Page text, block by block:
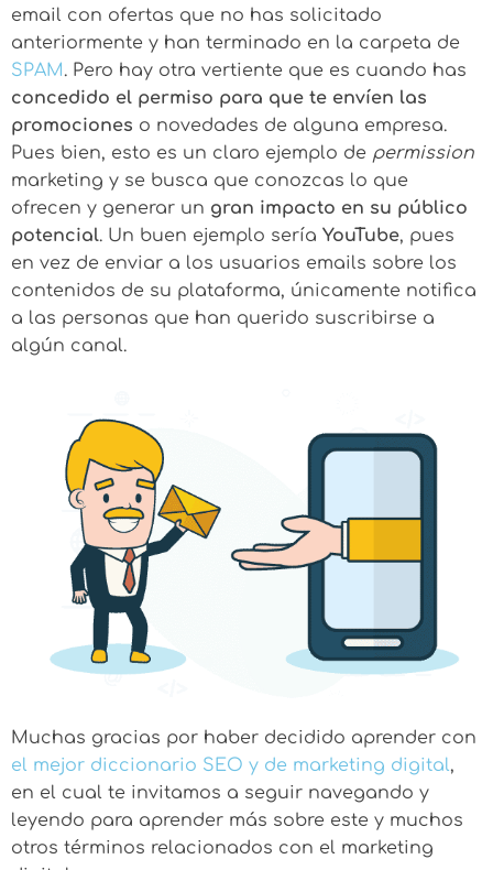
email con ofertas que no has solicitado
anteriormente y han terminado en la carpeta de
SPAM. Pero hay otra vertiente que es cuando has
concedido el permiso para que te envíen las
promociones o novedades de alguna empresa.
Pues bien, esto es un claro ejemplo de permission
marketing y se busca que conozcas lo que
ofrecen y generar un gran impacto en su público
potencial. Un buen ejemplo sería YouTube, pues
en vez de enviar a los usuarios emails sobre los
contenidos de su plataforma, únicamente notifica
a las personas que han querido suscribirse a
algún canal.
Muchas gracias por haber decidido aprender con
el mejor diccionario SEO y de marketing digital,
en el cual te invitamos a seguir navegando y
leyendo para aprender más sobre este y muchos
otros términos relacionados con el marketing